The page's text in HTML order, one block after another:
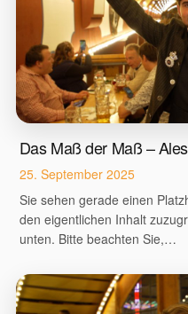
Das Maß der Maß –
25. September 2025
Sie sehen gerade einen
den eigentlichen Inhalt
unten. Bitte beachten Sie,…